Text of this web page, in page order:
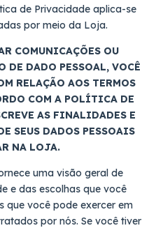
de Privacidade aplica-se
por meio da Loja.
COMUNICAÇÕES OU
DE DADO PESSOAL, VOCÊ
RELAÇÃO AOS TERMOS
COM A POLÍTICA DE
AS FINALIDADES E
SEUS DADOS PESSOAIS
NA LOJA.
uma visão geral de
e das escolhas que você
que você pode exercer em
por nós. Se você tiver